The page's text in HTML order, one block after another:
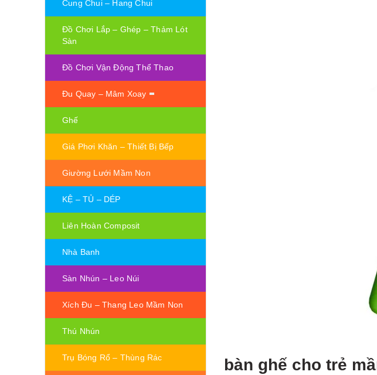
bàn ghế cho trẻ
Cung Chui – Hang Chui
Đồ Chơi Lắp – Ghép – Thảm Lót
Sàn
Đồ Chơi Vận Động Thể Thao
Đu Quay – Mâm Xoay
Ghế
Giá Phơi Khăn – Thiết Bị Bếp
Giường Lưới Mầm Non
KỆ – TỦ – DÉP
Liên Hoàn Composit
Nhà Banh
Sàn Nhún – Leo Núi
Xích Đu – Thang Leo Mầm Non
Thú Nhún
Trụ Bóng Rổ – Thùng Rác